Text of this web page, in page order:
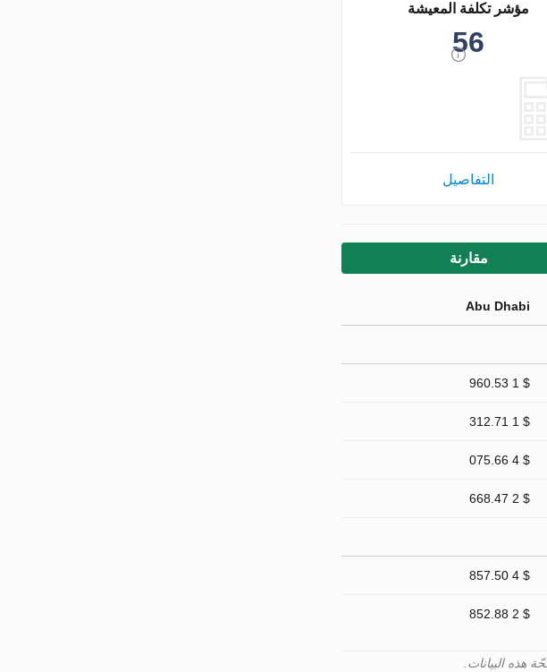
مؤشر تكلفة المعيشة
56
التفاصيل
مقارنة
Abu Dhabi
$ 1 960.53
$ 1 312.71
$ 4 075.66
$ 2 668.47
$ 4 857.50
$ 2 852.88